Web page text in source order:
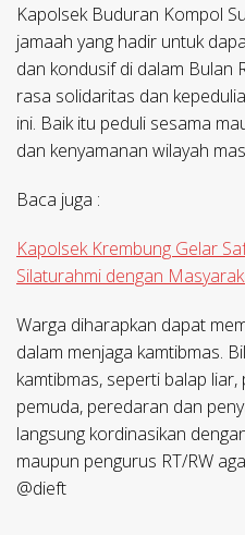
Kapolsek Buduran Kompol
jamaah yang hadir untuk
dan kondusif di dalam Bulan
rasa solidaritas dan
ini. Baik itu peduli sesama
dan kenyamanan wilayah
Baca juga :
Kapolsek Krembung Gelar
Silaturahmi dengan
Warga diharapkan dapat
dalam menjaga kamtibmas.
kamtibmas, seperti balap
pemuda, peredaran dan
langsung kordinasikan
maupun pengurus RT/RW
@dieft